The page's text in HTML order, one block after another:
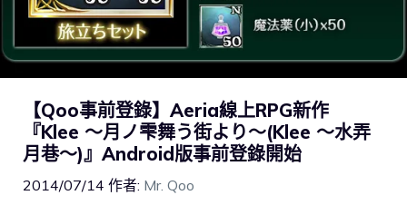
【Qoo事前登錄】Aeria線上RPG新作
『Klee ～月ノ雫舞う街より～(Klee ～水弄
月巷～)』Android版事前登錄開始
2014/07/14 作者: Mr. Qoo